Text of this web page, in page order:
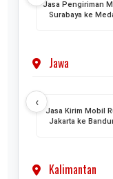
Jasa Pengiriman
Surabaya ke
Jawa
‹
Jasa Kirim Mobil
Jakarta ke
Kalimantan